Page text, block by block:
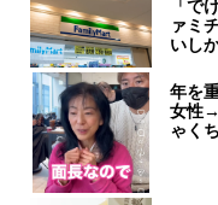
「で
ァミ
いし
年を
女性→
ゃく